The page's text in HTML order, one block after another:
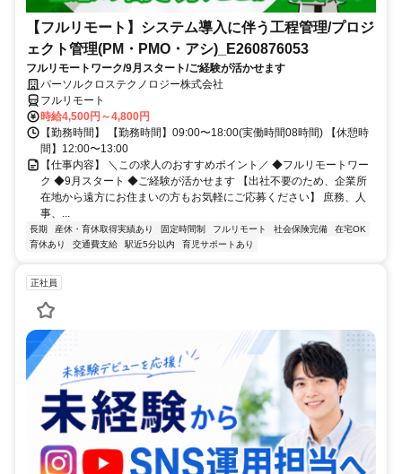
【フルリモート】システム導入に伴う工程管理/プロジ
ェクト管理(PM・PMO・アシ)_E260876053
フルリモートワーク/9月スタート/ご経験が活かせます
パーソルクロステクノロジー株式会社
フルリモート
時給4,500円～4,800円
【勤務時間】 【勤務時間】09:00〜18:00(実働時間08時間) 【休憩時
間】12:00〜13:00
【仕事内容】 ＼この求人のおすすめポイント／ ◆フルリモートワー
ク ◆9月スタート ◆ご経験が活かせます 【出社不要のため、企業所
在地から遠方にお住まいの方もお気軽にご応募ください】 庶務、人
事、...
長期 産休・育休取得実績あり 固定時間制 フルリモート 社会保険完備
在宅OK
育休あり
交通費支給 駅近5分以内 育児サポートあり
正社員